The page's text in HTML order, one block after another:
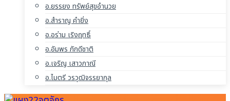
อ.ยรรยง ทรัพย์สุขอำนวย
อ.สำราญ คำยิ่ง
อ.อร่าม เริงฤทธิ์
อ.อัมพร ภักดีชาติ
อ.เจริญ เสาวภาณี
อ.ไมตรี วรวุฒิจรรยากุล